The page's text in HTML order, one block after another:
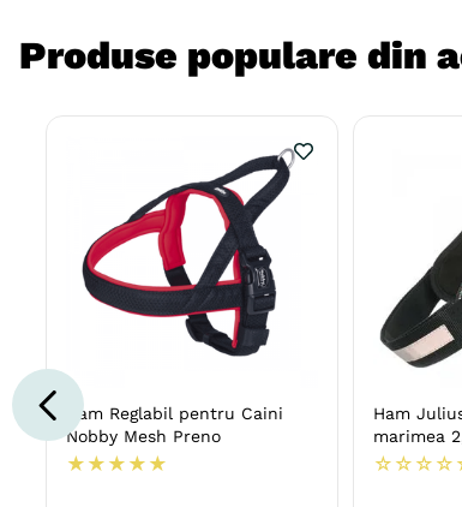
Produse populare din
Ham Reglabil pentru Caini
Nobby Mesh Preno
★ ★ ★ ★ ★
Ham
marimea
☆ ☆ ☆ ☆